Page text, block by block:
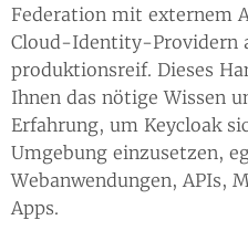
Federation mit externem
Cloud-Identity-Providern
produktionsreif. Dieses
Ihnen das nötige Wissen
Erfahrung, um Keycloak
Umgebung einzusetzen,
Webanwendungen, APIs,
Apps.